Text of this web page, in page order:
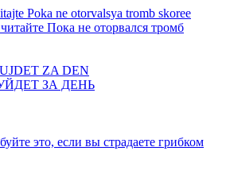
Пока не оторвался тромб
ЗА ДЕНЬ
это, если вы страдаете грибком